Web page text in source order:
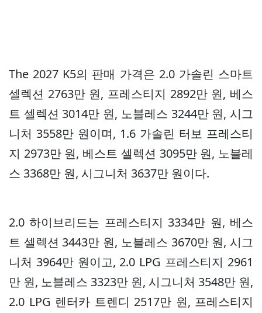
The 2027 K5의 판매 가격은 2.0 가솔린 스마트
셀렉션 2763만 원, 프레스티지 2892만 원, 베스
트 셀렉션 3014만 원, 노블레스 3244만 원, 시그
니처 3558만 원이며, 1.6 가솔린 터보 프레스티
지 2973만 원, 베스트 셀렉션 3095만 원, 노블레
스 3368만 원, 시그니처 3637만 원이다.
2.0 하이브리드는 프레스티지 3334만 원, 베스
트 셀렉션 3443만 원, 노블레스 3670만 원, 시그
니처 3964만 원이고, 2.0 LPG 프레스티지 2961
만 원, 노블레스 3323만 원, 시그니처 3548만 원,
2.0 LPG 렌터카 트렌디 2517만 원, 프레스티지